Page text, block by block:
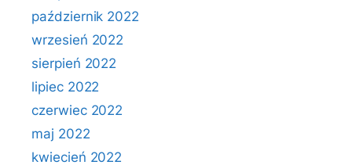
październik 2022
wrzesień 2022
sierpień 2022
lipiec 2022
czerwiec 2022
maj 2022
kwiecień 2022